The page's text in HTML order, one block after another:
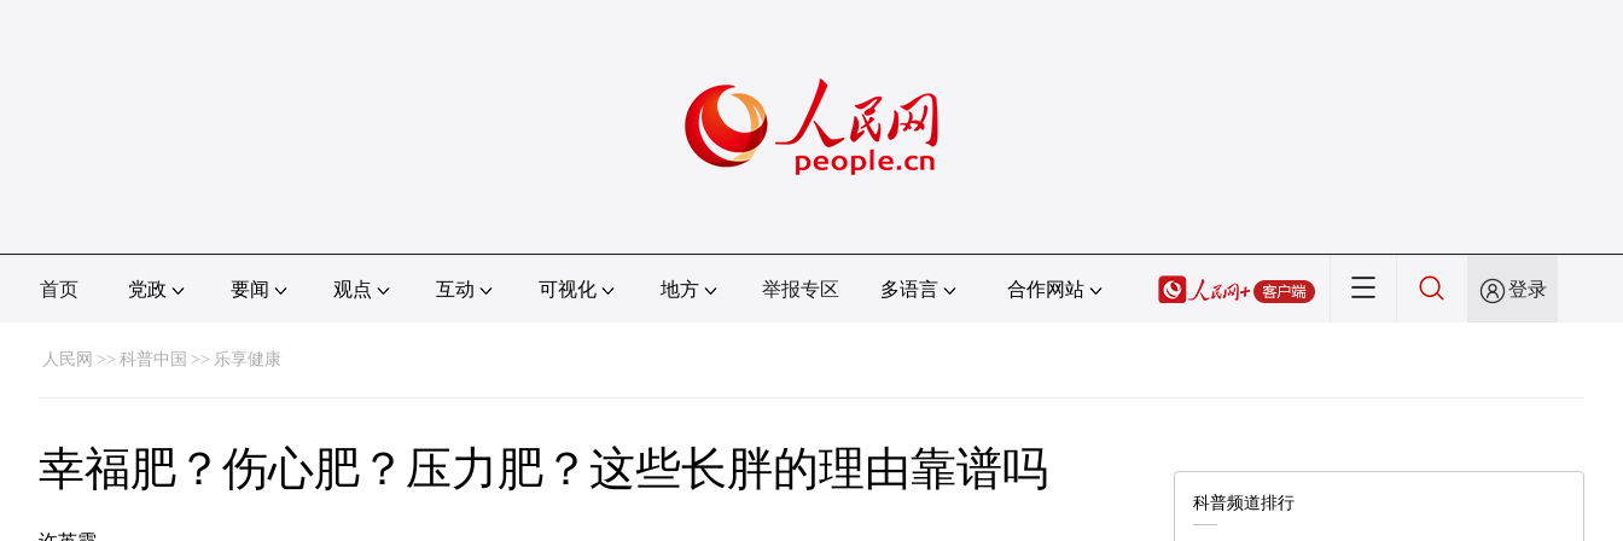
首页 党政 要闻 观点 互动 可视化 地方 举报专区 多语言 合作网站 登录
人民网 >> 科普中国 >> 乐享健康
幸福肥？伤心肥？压力肥？这些长胖的理由靠谱吗
科普频道排行